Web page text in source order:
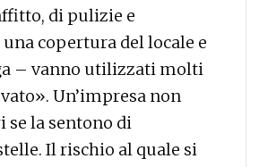
di pulizie e
copertura del locale e
– vanno utilizzati molti
Un’impresa non
se la sentono di
Il rischio al quale si